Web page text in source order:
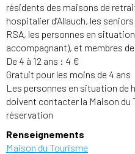
résidents des maisons de
hospitalier d’Allauch, les
RSA, les personnes en
accompagnant), et membres
De 4 à 12 ans : 4 €
Gratuit pour les moins de 4 ans
Les personnes en situation de
doivent contacter la Maison du
réservation
Renseignements
Maison du Tourisme